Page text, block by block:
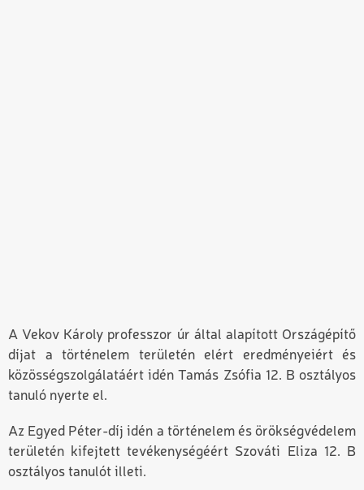
A Vekov Károly professzor úr által alapított Országépítő
díjat a történelem területén elért eredményeiért és
közösségszolgálatáért idén Tamás Zsófia 12. B osztályos
tanuló nyerte el.
Az Egyed Péter-díj idén a történelem és örökségvédelem
területén kifejtett tevékenységéért Szováti Eliza 12. B
osztályos tanulót illeti.